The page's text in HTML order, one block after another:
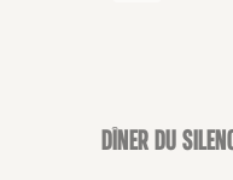
SOIRÉE
Dîner du